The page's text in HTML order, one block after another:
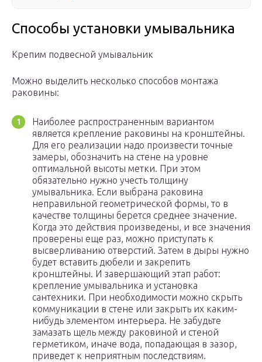
Способы установки умывальника
Крепим подвесной умывальник
Можно выделить несколько способов монтажа
раковины:
Наиболее распространенным вариантом
является крепление раковины на кронштейны.
Для его реализации надо произвести точные
замеры, обозначить на стене на уровне
оптимальной высоты метки. При этом
обязательно нужно учесть толщину
умывальника. Если выбрана раковина
неправильной геометрической формы, то в
качестве толщины берется среднее значение.
Когда это действия произведены, и все значения
проверены еще раз, можно приступать к
высверливанию отверстий. Затем в дыры нужно
будет вставить дюбели и закрепить
кронштейны. И завершающий этап работ:
крепление умывальника и установка
сантехники. При необходимости можно скрыть
коммуникации в стене или закрыть их каким-
нибудь элементом интерьера. Не забудьте
замазать щель между раковиной и стеной
герметиком, иначе вода, попадающая в зазор,
приведет к неприятным последствиям.